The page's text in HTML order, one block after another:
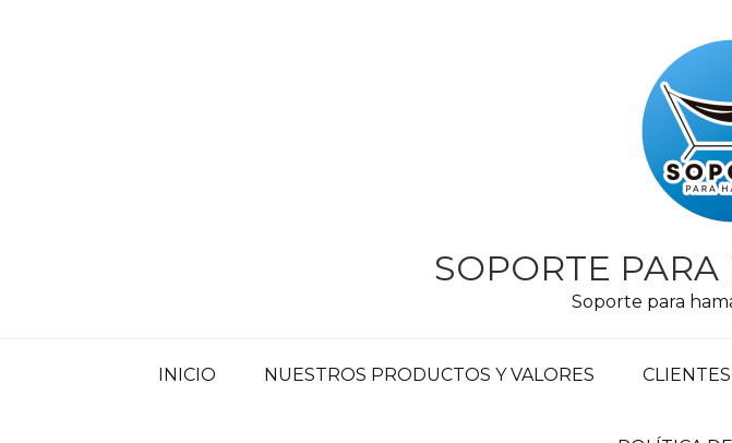
SOPORTE
Soporte para
INICIO NUESTROS PRODUCTOS Y VALORES